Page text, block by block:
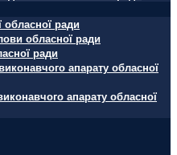
ради
обласної ради
ради
апарату обласної
апарату обласної